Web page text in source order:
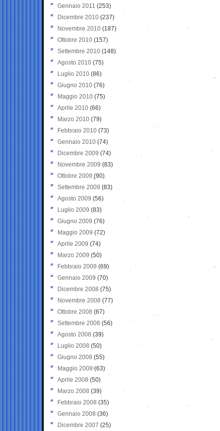
Gennaio 2011 (253)
Dicembre 2010 (237)
Novembre 2010 (187)
Ottobre 2010 (157)
Settembre 2010 (148)
Agosto 2010 (75)
Luglio 2010 (86)
Giugno 2010 (76)
Maggio 2010 (75)
Aprile 2010 (66)
Marzo 2010 (79)
Febbraio 2010 (73)
Gennaio 2010 (74)
Dicembre 2009 (74)
Novembre 2009 (83)
Ottobre 2009 (90)
Settembre 2009 (83)
Agosto 2009 (56)
Luglio 2009 (83)
Giugno 2009 (76)
Maggio 2009 (72)
Aprile 2009 (74)
Marzo 2009 (50)
Febbraio 2009 (69)
Gennaio 2009 (70)
Dicembre 2008 (75)
Novembre 2008 (77)
Ottobre 2008 (67)
Settembre 2008 (56)
Agosto 2008 (39)
Luglio 2008 (50)
Giugno 2008 (55)
Maggio 2008(63)
Aprile 2008 (50)
Marzo 2008 (39)
Febbraio 2008 (35)
Gennaio 2008 (36)
Dicembre 2007 (25)